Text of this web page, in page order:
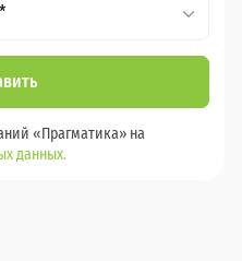
«Прагматика» на
данных.